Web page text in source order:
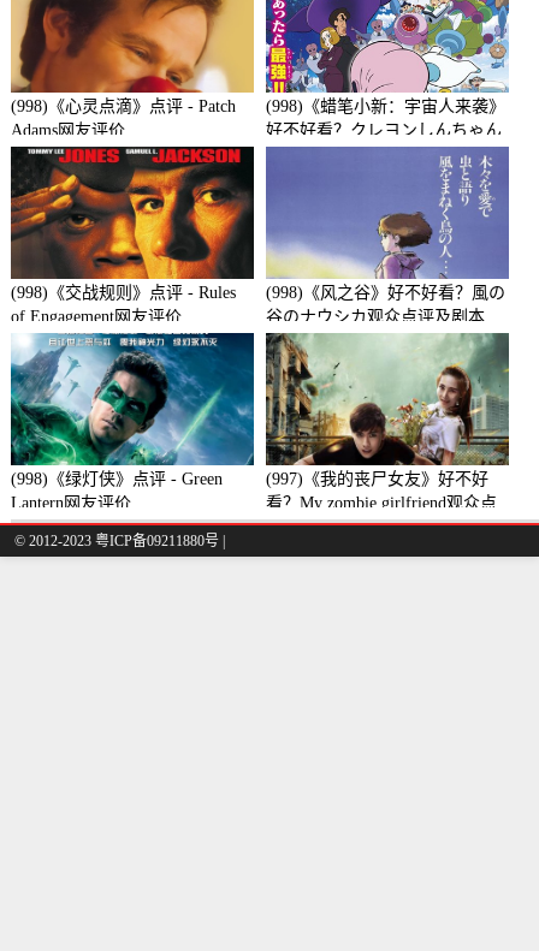
(998)《心灵点滴》点评 - Patch
Adams网友评价
(998)《蜡笔小新：宇宙人来袭》
好不好看？クレヨンしんちゃん
襲来!!宇宙人シリリ观众点评及
(998)《交战规则》点评 - Rules
of Engagement网友评价
(998)《风之谷》好不好看？風の
谷のナウシカ观众点评及剧本
(998)《绿灯侠》点评 - Green
Lantern网友评价
(997)《我的丧尸女友》好不好
看？My zombie girlfriend观众点
评及剧本
© 2012-2023 粤ICP备09211880号 |